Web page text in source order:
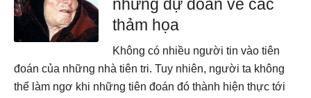
những dự đoán về các
thảm họa
Không có nhiều người tin vào tiên
đoán của những nhà tiên tri. Tuy nhiên, người ta không
thể làm ngơ khi những tiên đoán đó thành hiện thực tới